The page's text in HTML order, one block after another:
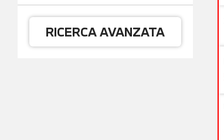
RICERCA AVANZATA